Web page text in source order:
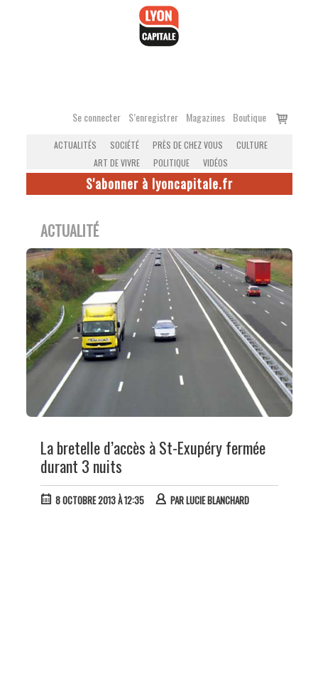
Se connecter S’enregistrer Magazines Boutique
Voir
ACTUALITÉS SOCIÉTÉ PRÈS DE CHEZ VOUS
CULTURE
ART DE VIVRE
POLITIQUE VIDÉOS
S'abonner à lyoncapitale.fr
ACTUALITÉ
La bretelle d’accès à St-Exupéry fermée
durant 3 nuits
8 OCTOBRE 2013 À 12:35 PARLUCIE BLANCHARD